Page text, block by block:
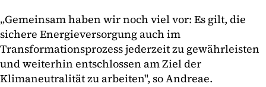
„Gemeinsam haben wir noch viel vor: Es gilt, die
sichere Energieversorgung auch im
Transformationsprozess jederzeit zu gewährleisten
und weiterhin entschlossen am Ziel der
Klimaneutralität zu arbeiten", so Andreae.